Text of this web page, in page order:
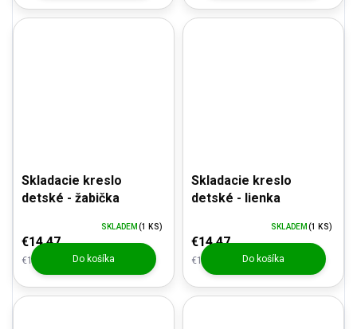
Skladacie kreslo
detské - žabička
€11,96 bez DPH
€14,47
SKLADEM (1 KS)
Do košíka
Skladacie kreslo
detské - lienka
€11,96 bez DPH
€14,47
SKLADEM (1 KS)
Do košíka